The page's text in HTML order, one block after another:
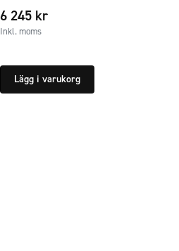
6 245 kr
Inkl. moms
Lägg i varukorg